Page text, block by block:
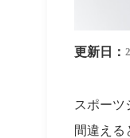
更新日：
スポーツ
間違える